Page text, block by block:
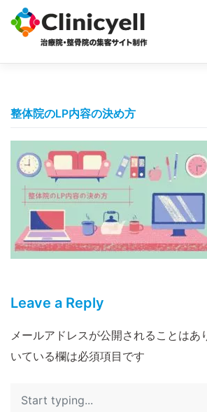
content
整体院のLP内容の決め方
Leave a Reply
メールアドレスが公開されることはあ
いている欄は必須項目です